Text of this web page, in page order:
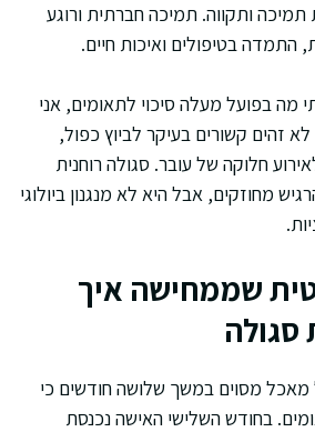
ותקווה. תמיכה חברתית ורוגע
התמדה בטיפולים ואיכות חיים.
מה בפועל מעלה סיכוי לתאומים, אני
לא זהים קשורים בעיקר לביוץ כפול,
חלוקה של עובר. סגולה רוחנית
מחוזקים, אבל היא לא מנגנון ביולוגי
שממחישה איך
סגולה
מאכל מסוים במשך שלושה חודשים כי
בחודש השלישי האישה נכנסת